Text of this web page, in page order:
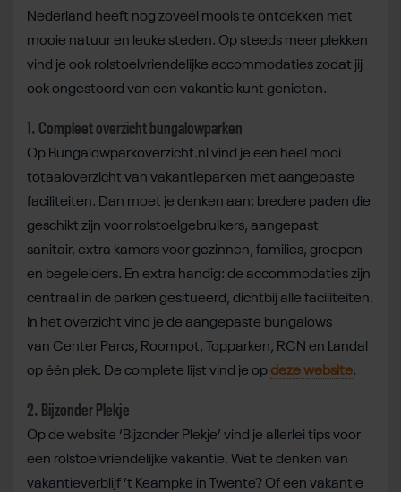
Nederland heeft nog zoveel moois te ontdekken met
mooie natuur en leuke steden. Op steeds meer plekken
vind je ook rolstoelvriendelijke accommodaties zodat jij
ook ongestoord van een vakantie kunt genieten.
1. Compleet overzicht bungalowparken
Op Bungalowparkoverzicht.nl vind je een heel mooi
totaaloverzicht van vakantieparken met aangepaste
faciliteiten. Dan moet je denken aan: bredere paden die
geschikt zijn voor rolstoelgebruikers, aangepast
sanitair, extra kamers voor gezinnen, families, groepen
en begeleiders. En extra handig: de accommodaties zijn
centraal in de parken gesitueerd, dichtbij alle faciliteiten.
In het overzicht vind je de aangepaste bungalows
van Center Parcs, Roompot, Topparken, RCN en Landal
op één plek. De complete lijst vind je opdeze website.
2. Bijzonder Plekje
Op de website ‘Bijzonder Plekje’ vind je allerlei tips voor
een rolstoelvriendelijke vakantie. Wat te denken van
vakantieverblijf ’t Keampke in Twente? Of een vakantie